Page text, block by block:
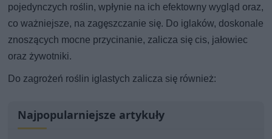
pojedynczych roślin, wpłynie na ich efektowny wygląd oraz,
co ważniejsze, na zagęszczanie się. Do iglaków, doskonale
znoszących mocne przycinanie, zalicza się cis, jałowiec
oraz żywotniki.
Do zagrożeń roślin iglastych zalicza się również:
Najpopularniejsze artykuły